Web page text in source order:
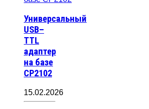
Универсальный
USB–
TTL
адаптер
на базе
CP2102
15.02.2026